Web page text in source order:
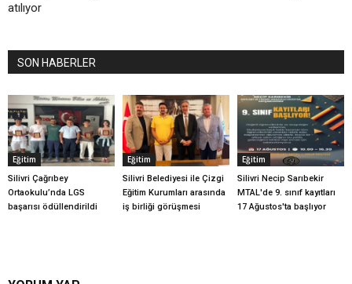
atılıyor
SON HABERLER
Eğitim
Silivri Çağrıbey
Ortaokulu’nda LGS
başarısı ödüllendirildi
Eğitim
Silivri Belediyesi ile Çizgi
Eğitim Kurumları arasında
iş birliği görüşmesi
Eğitim
Silivri Necip Sarıbekir
MTAL'de 9. sınıf kayıtları
17 Ağustos'ta başlıyor